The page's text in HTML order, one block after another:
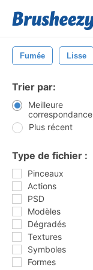
Fumée Lisse
Trier par:
Meilleure
correspondance
Plus récent
Type de fichier :
Pinceaux
Actions
PSD
Modèles
Dégradés
Textures
Symboles
Formes